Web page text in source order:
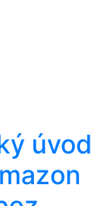
úvod